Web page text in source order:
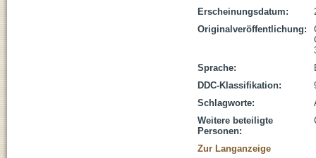
Erscheinungsdatum:
Originalveröffentlichung:
Sprache:
DDC-Klassifikation:
Schlagworte:
Weitere beteiligte
Personen:
Zur Langanzeige